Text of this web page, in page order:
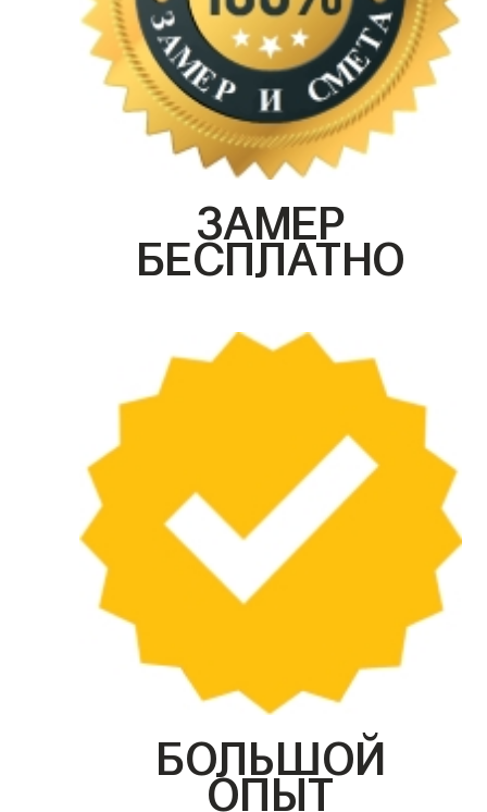
ЗАМЕР
БЕСПЛАТНО
БОЛЬШОЙ
ОПЫТ